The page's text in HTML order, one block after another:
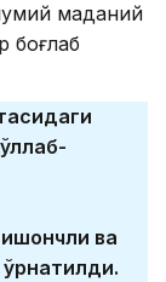
маданий
боғлаб
ва